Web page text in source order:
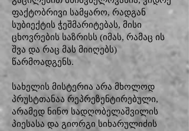
ფაქტობრივი სამყარო, რადგან
სუბიექტის ჭეშმარიტებას, მისი
ცხოვრების საზრისს (იმას, რამაც ის
შვა და რაც მას მიიღებს)
წარმოადგენს.
სახელის მისტერია არა მხოლოდ
პრუსტთანაა რეპრეზენტირებული,
არამედ ნინო სადღობელაშვილის
პიესასა და გიორგი სიხარულიძის